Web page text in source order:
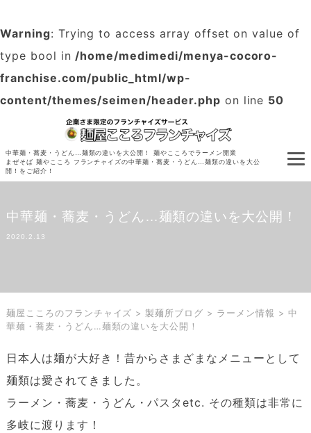
Warning: Trying to access array offset on value of
type bool in/home/medimedi/menya-cocoro-
franchise.com/public_html/wp-
content/themes/seimen/header.php on line 50
まぜそば 麺やこころ フランチャイズの中華麺・蕎麦・うどん…麺類の違いを大公
開！をご紹介！
中華麺・蕎麦・うどん…麺類の違いを大公開！ 麺やこころでラーメン開業
中華麺・蕎麦・うどん…麺類の違いを大公開！
2020.2.13
麺屋こころのフランチャイズ > 製麺所ブログ > ラーメン情報 > 中
華麺・蕎麦・うどん…麺類の違いを大公開！
日本人は麺が大好き！昔からさまざまなメニューとして
麺類は愛されてきました。
ラーメン・蕎麦・うどん・パスタetc. その種類は非常に
多岐に渡ります！